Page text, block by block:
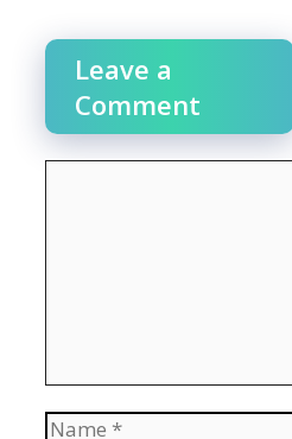
Leave a
Comment
Name